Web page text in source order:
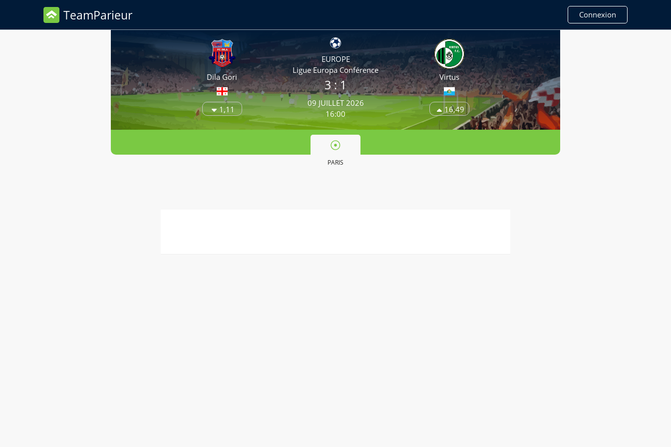
TeamParieur Connexion
Dila Gori
1,11
EUROPE
Ligue Europa Conférence
3: 1
09 JUILLET 2026
16:00
Virtus
16,49
PARIS